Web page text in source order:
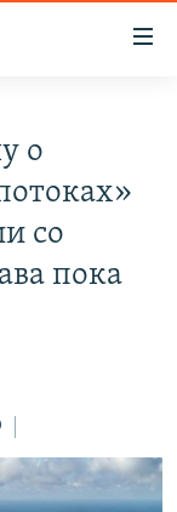
о
со
пока